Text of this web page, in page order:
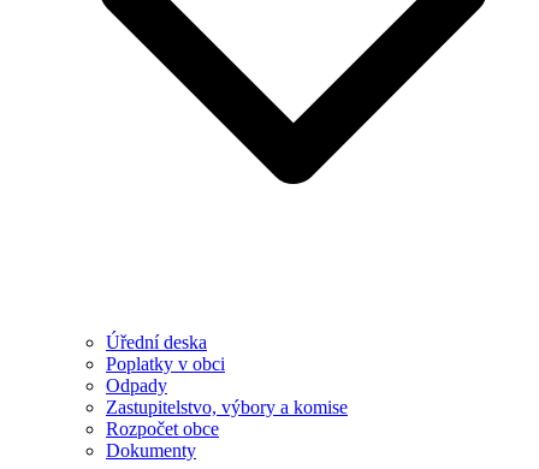
Úřední deska
Poplatky v obci
Odpady
Zastupitelstvo, výbory a komise
Rozpočet obce
Dokumenty